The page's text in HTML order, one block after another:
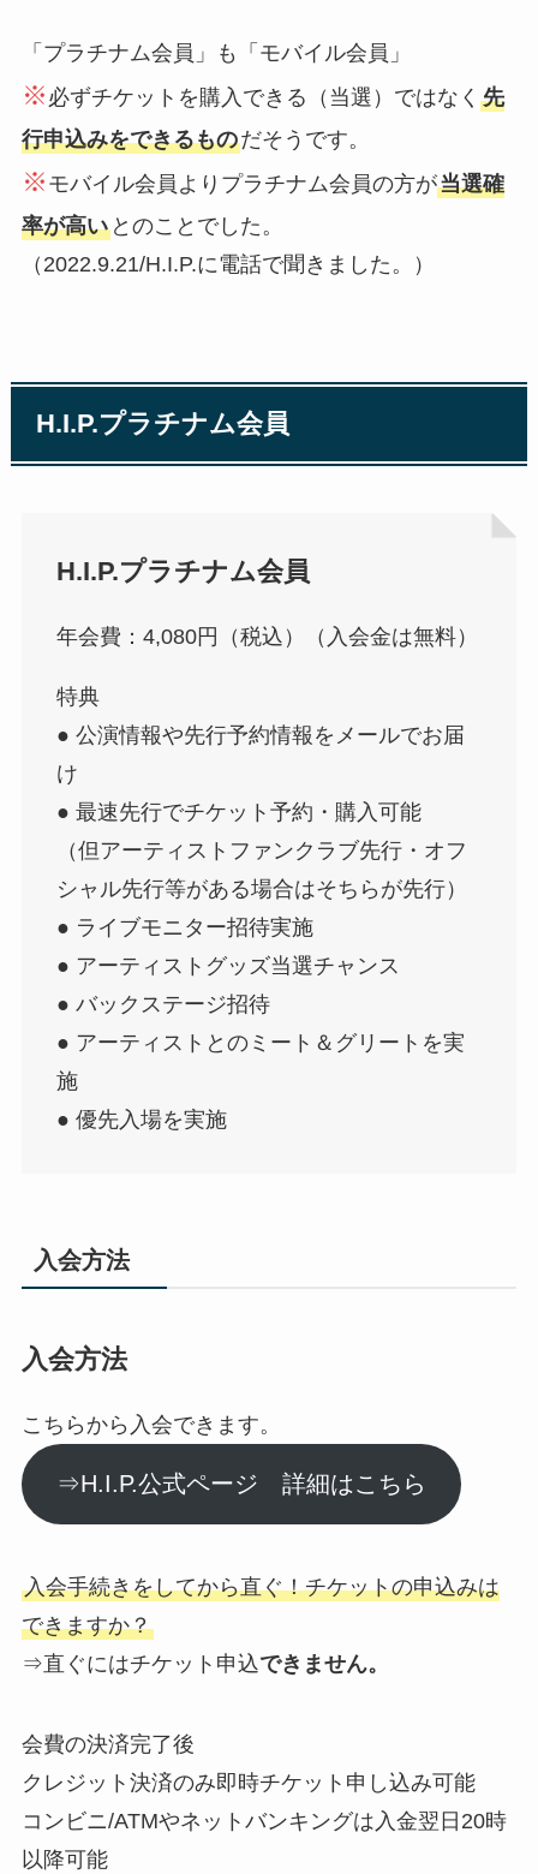
「プラチナム会員」も「モバイル会員」
※ 必ずチケットを購入できる（当選）ではなく 先
行申込みをできるものだそうです。
※ モバイル会員よりプラチナム会員の方が当選確
率が高いとのことでした。
（2022.9.21/H.I.P.に電話で聞きました。）
H.I.P.プラチナム会員
H.I.P.プラチナム会員
年会費：4,080円（税込）（入会金は無料）
特典
● 公演情報や先行予約情報をメールでお届
け
● 最速先行でチケット予約・購入可能
（但アーティストファンクラブ先行・オフ
シャル先行等がある場合はそちらが先行）
● ライブモニター招待実施
● アーティストグッズ当選チャンス
● バックステージ招待
● アーティストとのミート＆グリートを実
施
● 優先入場を実施
入会方法
入会方法
こちらから入会できます。
⇒H.I.P.公式ページ 詳細はこちら
入会手続きをしてから直ぐ！チケットの申込みは
できますか？
⇒直ぐにはチケット申込できません。
会費の決済完了後
クレジット決済のみ即時チケット申し込み可能
コンビニ/ATMやネットバンキングは入金翌日20時
以降可能